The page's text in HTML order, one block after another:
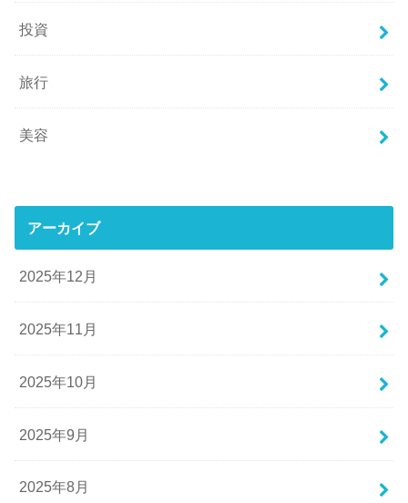
投資
旅行
美容
アーカイブ
2025年12月
2025年11月
2025年10月
2025年9月
2025年8月